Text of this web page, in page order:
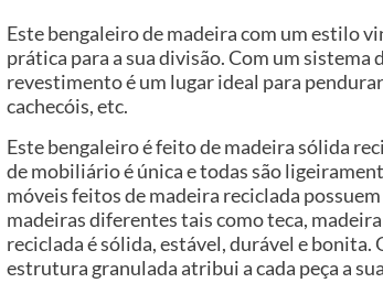
Este bengaleiro de madeira com um estilo
prática para a sua divisão. Com um sistema
revestimento é um lugar ideal para
cachecóis, etc.
Este bengaleiro é feito de madeira sólida
de mobiliário é única e todas são
móveis feitos de madeira reciclada
madeiras diferentes tais como teca,
reciclada é sólida, estável, durável e bonita.
estrutura granulada atribui a cada peça a